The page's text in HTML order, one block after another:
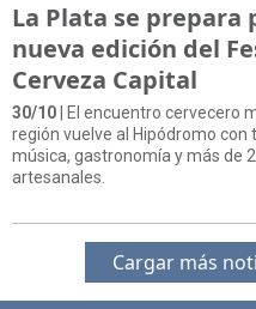
La Plata se prepara
nueva edición del
Cerveza Capital
30/10 | El encuentro cervecero
región vuelve al Hipódromo con
música, gastronomía y más de
artesanales.
Cargar más